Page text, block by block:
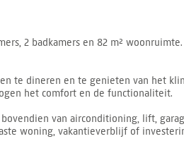
2 badkamers en 82 m²
te dineren en te genieten van het
het comfort en de functionaliteit.
van airconditioning, lift,
woning, vakantieverblijf of